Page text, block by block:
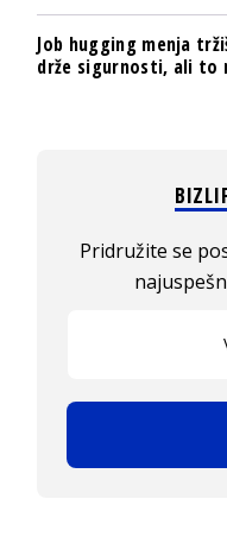
Job hugging menja
drže sigurnosti, ali to
Pridružite se